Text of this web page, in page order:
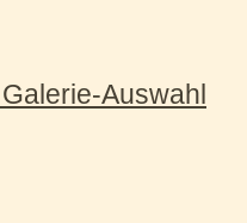
Auswahl